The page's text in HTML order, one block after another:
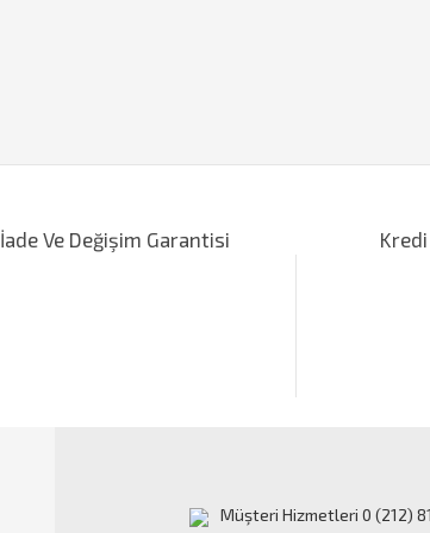
İade Ve Değişim Garantisi
Müşteri Hizmetleri 0 (212)